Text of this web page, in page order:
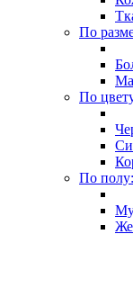
По
По
По полу: